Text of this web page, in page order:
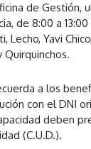
de Gestión,
de 8:00 a
Lecho, Yavi
Quirquinchos.
a los
con el DNI
deben
(C.U.D.).